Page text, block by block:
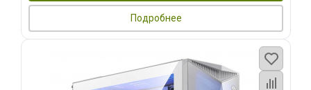
Подробнее